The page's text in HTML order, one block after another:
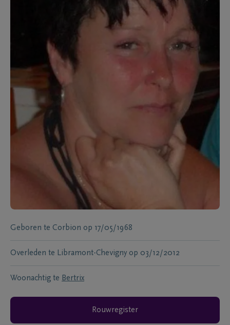
Geboren te Corbion op 17/05/1968
Overleden te Libramont-Chevigny op 03/12/2012
Woonachtig te Bertrix
Rouwregister